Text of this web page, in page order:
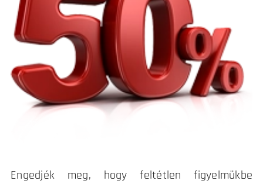
Engedjék meg, hogy feltétlen figyelmükbe